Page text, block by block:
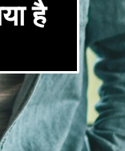
है